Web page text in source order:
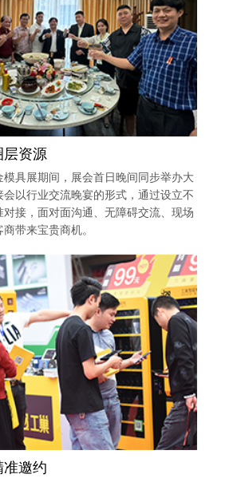
资源
具展期间，展会首日晚间同步举办大
以行业交流晚宴的形式，通过设立不
接，面对面沟通、无障碍交流、现场
带来宝贵商机。
邀约